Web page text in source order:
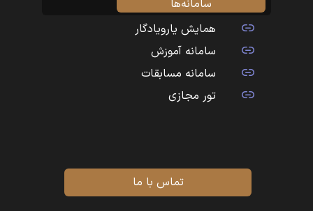
سامانه‌ها
همایش یارویادگار
سامانه آموزش
سامانه مسابقات
تور مجازی
تماس با ما